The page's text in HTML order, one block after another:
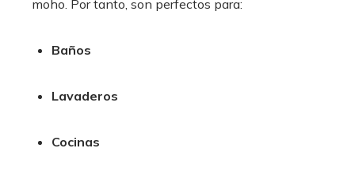
moho. Por tanto, son perfectos para:
Baños
Lavaderos
Cocinas